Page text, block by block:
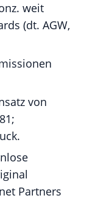
weit
(dt. AGW,
von
Partners